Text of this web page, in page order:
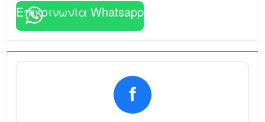
Επικοινωνία Whatsapp
f